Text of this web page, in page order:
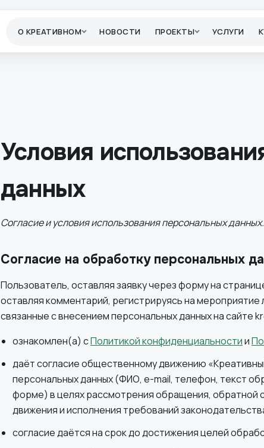
О КРЕАТИВНОМ НОВОСТИ ПРОЕКТЫ УСЛУГИ
Условия
данных
Согласие и условия использования персональных
Согласие на обработку персональных
Пользователь, оставляя заявку через форму на
оставляя комментарий, регистрируясь на
связанные с внесением персональных данных на сайте
ознакомлен(а) сПолитикой конфиденциальностии
даёт согласие общественному движению
персональных данных (ФИО, e-mail, телефон, текст
форме) в целях рассмотрения обращения, обратной
движения и исполнения требований
согласие даётся на срок до достижения целей